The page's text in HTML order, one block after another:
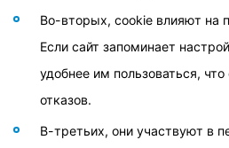
Во-вторых, cookie влияют на
Если сайт запоминает
удобнее им пользоваться,
отказов.
В-третьих, они участвуют в